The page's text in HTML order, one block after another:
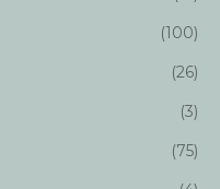
(100)
(26)
(3)
(75)